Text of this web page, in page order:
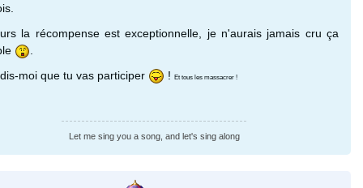
la récompense est exceptionnelle, je n'aurais jamais cru ça
moi que tu vas participer
! Et tous les massacrer !
Let me sing you a song, and let's sing along